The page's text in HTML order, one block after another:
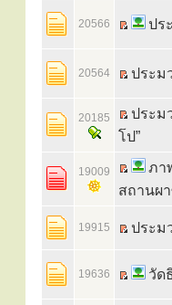
20566 ปร
20564 ประม
20185
ประม
โป”
19009
ภา
สถานผ
19915 ประม
19636 วัด